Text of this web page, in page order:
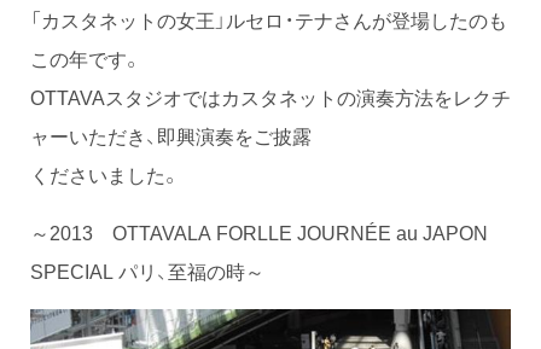
「カスタネットの女王」ルセロ・テナさんが登場したのも
この年です。
OTTAVAスタジオではカスタネットの演奏方法をレクチ
ャーいただき、即興演奏をご披露
くださいました。
～2013 OTTAVALA FORLLE JOURNÉE au JAPON
SPECIAL パリ、至福の時～